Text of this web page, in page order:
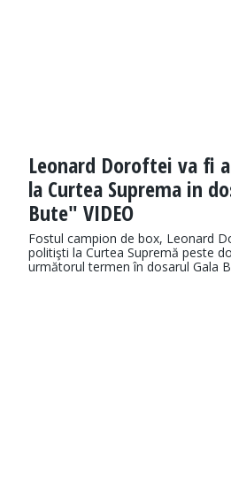
Leonard Doroftei va fi
la Curtea Suprema in
Bute" VIDEO
Fostul campion de box, Leonard
politişti la Curtea Supremă peste
următorul termen în dosarul Gala